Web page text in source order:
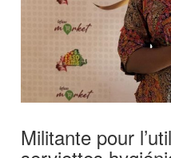
Militante pour